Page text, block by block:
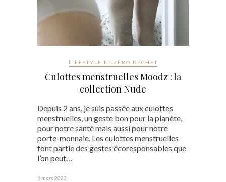
LIFESTYLE ET ZÉRO DÉCHET
Culottes menstruelles Moodz : la
collection Nude
Depuis 2 ans, je suis passée aux culottes
menstruelles, un geste bon pour la planète,
pour notre santé mais aussi pour notre
porte-monnaie. Les culottes menstruelles
font partie des gestes écoresponsables que
l’on peut…
1 mars 2022